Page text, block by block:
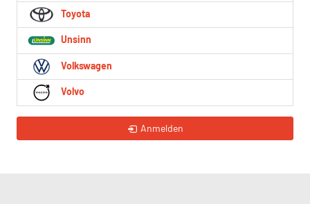
Toyota
Unsinn
Volkswagen
Volvo
Anmelden